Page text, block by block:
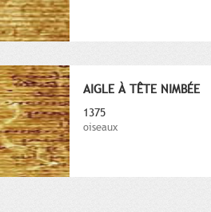
AIGLE À TÊTE NIMBÉE
1375
oiseaux